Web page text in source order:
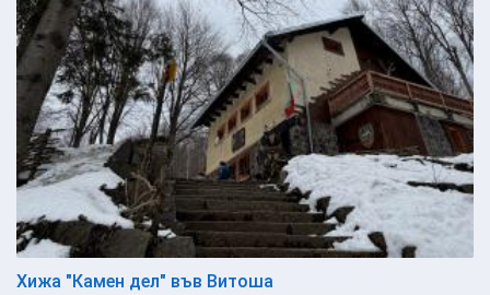
Хижа "Камен дел" във Витоша